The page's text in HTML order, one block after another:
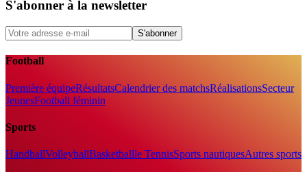
S'abonner à la newsletter
S'abonner
Football
Première équipeRésultatsCalendrier des matchsRéalisationsSecteur
JeunesFootball féminin
Sports
HandballVolleyballBasketballle TennisSports nautiquesAutres sports